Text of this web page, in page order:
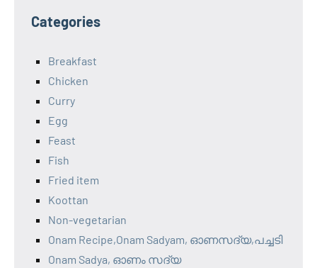
Categories
Breakfast
Chicken
Curry
Egg
Feast
Fish
Fried item
Koottan
Non-vegetarian
Onam Recipe,Onam Sadyam, ഓണസദ്യ,പച്ചടി
Onam Sadya, ഓണം സദ്യ